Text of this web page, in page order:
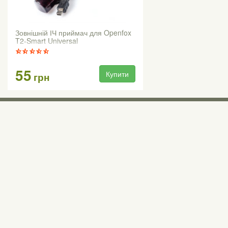
Зовнішній ІЧ приймач для Openfox
T2-Smart Universal
55 грн Купити